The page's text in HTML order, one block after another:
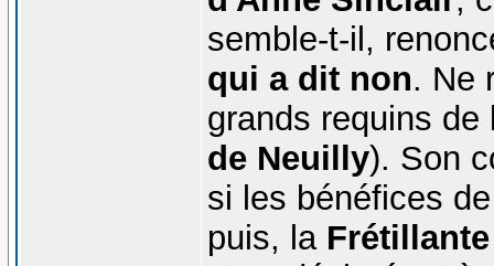
semble-t-il,
qui a dit non. Ne
grands requins
de Neuilly). Son
si les bénéfices
puis, la